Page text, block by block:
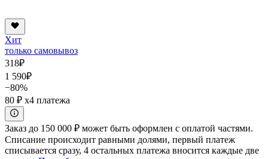
Хит
только самовывоз
318₽
1 590₽
−80%
80 ₽ x4 платежа
Заказ до 150 000 ₽ может быть оформлен с оплатой частями.
Списание происходит равными долями, первый платеж
списывается сразу, 4 остальных платежа вносится каждые две